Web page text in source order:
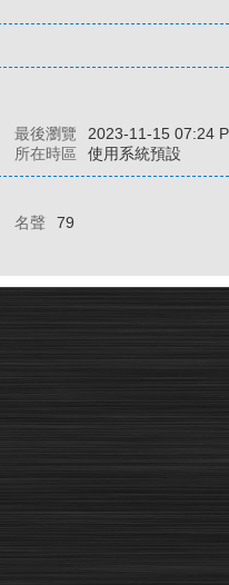
最後瀏覽
2023-11-15 07:24
所在時區 使用系統預設
名聲
79